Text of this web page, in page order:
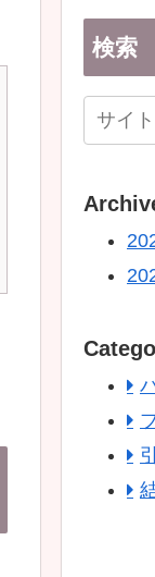
検索